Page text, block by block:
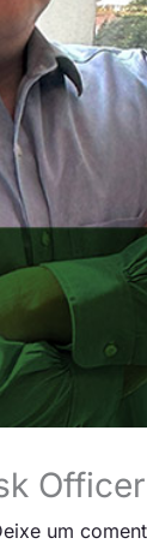
Officer
um